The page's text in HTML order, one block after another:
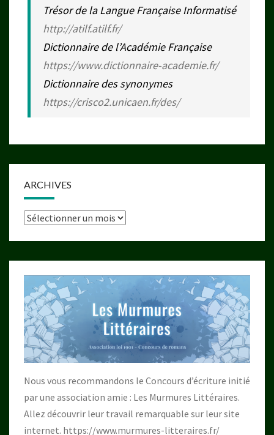
Trésor de la Langue Française Informatisé
http://atilf.atilf.fr/
Dictionnaire de l’Académie Française
https://www.dictionnaire-academie.fr/
Dictionnaire des synonymes
https://crisco2.unicaen.fr/des/
ARCHIVES
Archives
Nous vous recommandons le Concours d’écriture initié
par une association amie : Les Murmures Littéraires.
Allez découvrir leur travail remarquable sur leur site
internet. https://www.murmures-litteraires.fr/